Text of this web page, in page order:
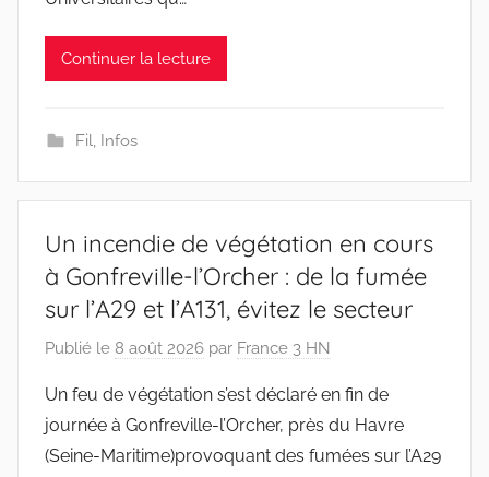
Continuer la lecture
Fil, Infos
Un incendie de végétation en cours
à Gonfreville-l’Orcher : de la fumée
sur l’A29 et l’A131, évitez le secteur
Publié le 8 août 2026 par France 3 HN
Un feu de végétation s’est déclaré en fin de
journée à Gonfreville-l’Orcher, près du Havre
(Seine-Maritime)provoquant des fumées sur l’A29